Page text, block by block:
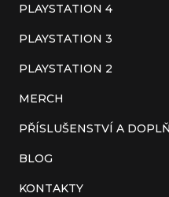
PLAYSTATION 4
PLAYSTATION 3
PLAYSTATION 2
MERCH
PŘÍSLUŠENSTVÍ A
BLOG
KONTAKTY